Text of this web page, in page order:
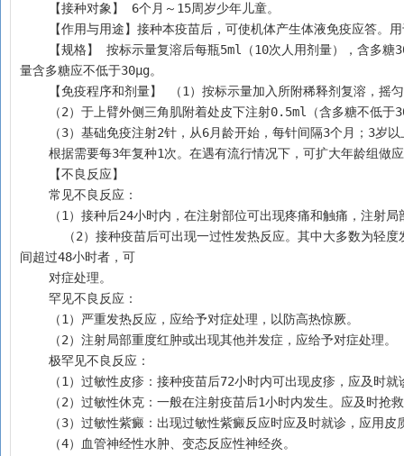
    【接种对象】 6个月～15周岁少年儿童。
【作用与用途】接种本疫苗后，可使机体产生体液免疫应答
量含多糖应不低于30μg。
【免疫程序和剂量】 （1）按标示量加入所附稀释剂复溶，摇
（2）于上臂外侧三角肌附着处皮下注射0.5ml（含多糖不低于
（3）基础免疫注射2针，从6月龄开始，每针间隔3个月；3
根据需要每3年复种1次。在遇有流行情况下，可扩大年龄组做
    【不良反应】
    常见不良反应：
（1）接种后24小时内，在注射部位可出现疼痛和触痛，注
间超过48小时者，可
    对症处理。
    罕见不良反应：
    （1）严重发热反应，应给予对症处理，以防高热惊厥。
    （2）注射局部重度红肿或出现其他并发症，应给予对症处理。
    极罕见不良反应：
（1）过敏性皮疹：接种疫苗后72小时内可出现皮疹，应及时
（2）过敏性休克：一般在注射疫苗后1小时内发生。应及时
（3）过敏性紫癜：出现过敏性紫癜反应时应及时就诊，应
    （4）血管神经性水肿、变态反应性神经炎。